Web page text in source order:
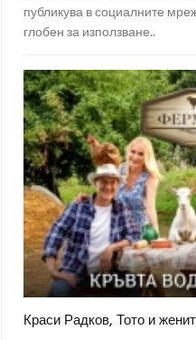
публикува в социалните
глобен за използване..
Краси Радков, Тото и